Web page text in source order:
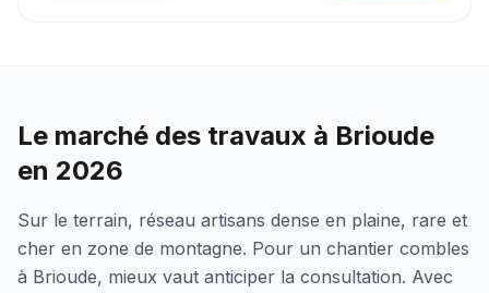
Le marché des travaux à Brioude
en 2026
Sur le terrain, réseau artisans dense en plaine, rare et
cher en zone de montagne. Pour un chantier combles
à Brioude, mieux vaut anticiper la consultation. Avec